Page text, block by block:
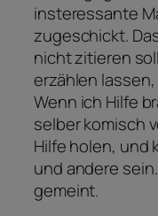
insteressante
zugeschickt.
nicht zitieren
erzählen
Wenn ich Hilfe
selber komisch
Hilfe holen, und
und andere
gemeint.